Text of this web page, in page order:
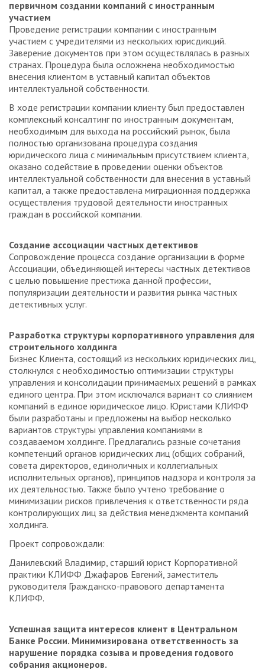
первичном создании компаний с иностранным
участием
Проведение регистрации компании с иностранным
участием с учредителями из нескольких юрисдикций.
Заверение документов при этом осуществлялась в разных
странах. Процедура была осложнена необходимостью
внесения клиентом в уставный капитал объектов
интеллектуальной собственности.
В ходе регистрации компании клиенту был предоставлен
комплексный консалтинг по иностранным документам,
необходимым для выхода на российский рынок, была
полностью организована процедура создания
юридического лица с минимальным присутствием клиента,
оказано содействие в проведении оценки объектов
интеллектуальной собственности для внесения в уставный
капитал, а также предоставлена миграционная поддержка
осуществления трудовой деятельности иностранных
граждан в российской компании.
Создание ассоциации частных детективов
Сопровождение процесса создание организации в форме
Ассоциации, объединяющей интересы частных детективов
с целью повышение престижа данной профессии,
популяризации деятельности и развития рынка частных
детективных услуг.
Разработка структуры корпоративного управления для
строительного холдинга
Бизнес Клиента, состоящий из нескольких юридических лиц,
столкнулся с необходимостью оптимизации структуры
управления и консолидации принимаемых решений в рамках
единого центра. При этом исключался вариант со слиянием
компаний в единое юридическое лицо. Юристами КЛИФФ
были разработаны и предложены на выбор несколько
вариантов структуры управления компаниями в
создаваемом холдинге. Предлагались разные сочетания
компетенций органов юридических лиц (общих собраний,
совета директоров, единоличных и коллегиальных
исполнительных органов), принципов надзора и контроля за
их деятельностью. Также было учтено требование о
минимизации рисков привлечения к ответственности ряда
контролирующих лиц за действия менеджмента компаний
холдинга.
Проект сопровождали:
Данилевский Владимир, старший юрист Корпоративной
практики КЛИФФ Джафаров Евгений, заместитель
руководителя Гражданско-правового департамента
КЛИФФ.
Успешная защита интересов клиент в Центральном
Банке России. Минимизирована ответственность за
нарушение порядка созыва и проведения годового
собрания акционеров.